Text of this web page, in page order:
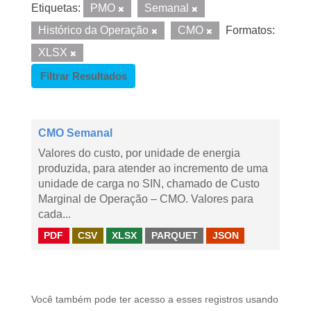
Etiquetas: PMO
Semanal
Histórico da Operação
CMO
Formatos:
XLSX
Filtrar Resultados
CMO Semanal
Valores do custo, por unidade de energia
produzida, para atender ao incremento de uma
unidade de carga no SIN, chamado de Custo
Marginal de Operação – CMO. Valores para
cada...
PDF CSV XLSX PARQUET JSON
Você também pode ter acesso a esses registros usando